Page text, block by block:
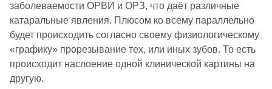
заболеваемости ОРВИ и ОРЗ, что даёт различные
катаральные явления. Плюсом ко всему параллельно
будет происходить согласно своему физиологическому
«графику» прорезывание тех, или иных зубов. То есть
происходит наслоение одной клинической картины на
другую.